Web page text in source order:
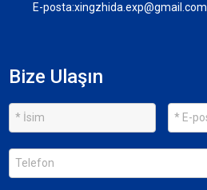
E-posta:xingzhida.exp@gmail.com
Bize Ulaşın